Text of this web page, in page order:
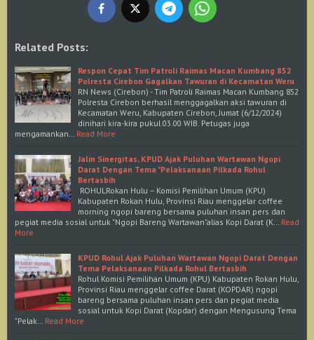
Related Posts:
Respon Cepat Tim Patroli Raimas Macan Kumbang 852
Polresta Cirebon Gagalkan Tawuran di Kecamatan Weru
RN News (Cirebon) - Tim Patroli Raimas Macan Kumbang 852
Polresta Cirebon berhasil menggagalkan aksi tawuran di
Kecamatan Weru, Kabupaten Cirebon, Jumat (6/12/2024)
dinihari kira-kira pukul 03.00 WIB. Petugas juga
mengamankan… Read More
Jalin Sinergitas, KPUD Ajak Puluhan Wartawan Ngopi
Darat Dengan Tema "Pelaksanaan Pilkada Rohul
Bertasbih
ROHULRokan Hulu – Komisi Pemilihan Umum (KPU)
Kabupaten Rokan Hulu, Provinsi Riau menggelar coffee
morning ngopi bareng bersama puluhan insan pers dan
pegiat media sosial untuk "Ngopi Bareng Wartawan"alias Kopi Darat (K… Read
More
KPUD Rohul Ajak Puluhan Wartawan Ngopi Darat Dengan
Tema Pelaksanaan Pilkada Rohul Bertasbih
Rohul Komisi Pemilihan Umum (KPU) Kabupaten Rokan Hulu,
Provinsi Riau menggelar coffee Darat (KOPDAR) ngopi
bareng bersama puluhan insan pers dan pegiat media
sosial untuk Kopi Darat (Kopdar) dengan Mengusung Tema
"Pelak… Read More